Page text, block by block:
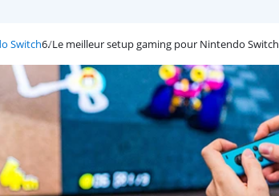
Switch Le meilleur setup gaming pour Nintendo